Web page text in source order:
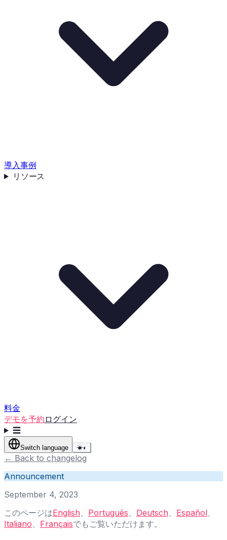
導入事例
リソース
料金
デモを予約 ログイン
☰
Switch language ☀◐
← Back to changelog
Announcement
September 4, 2023
このページはEnglish、 Português、 Deutsch、 Español、
Italiano、 Françaisでもご覧いただけます。